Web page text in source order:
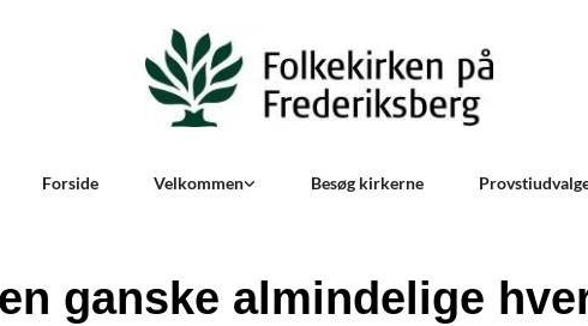
Forside Velkommen Besøg kirkerne
ganske almindelige